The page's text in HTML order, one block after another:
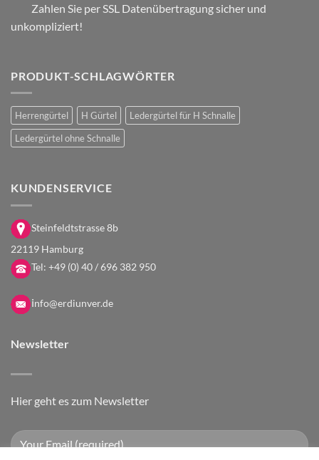
Zahlen Sie per SSL Datenübertragung sicher und
unkompliziert!
PRODUKT-SCHLAGWÖRTER
Herrengürtel H Gürtel
Ledergürtel für H Schnalle
Ledergürtel ohne Schnalle
KUNDENSERVICE
Steinfeldtstrasse 8b
22119 Hamburg
Tel: +49 (0) 40 / 696 382 950
info@erdiunver.de
Newsletter
Hier geht es zum Newsletter